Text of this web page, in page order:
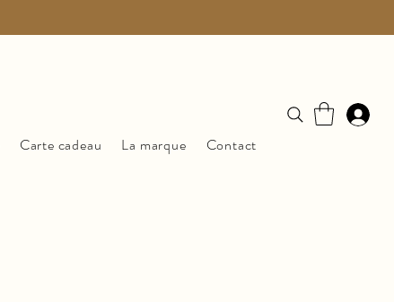
Carte cadeau La marque Contact